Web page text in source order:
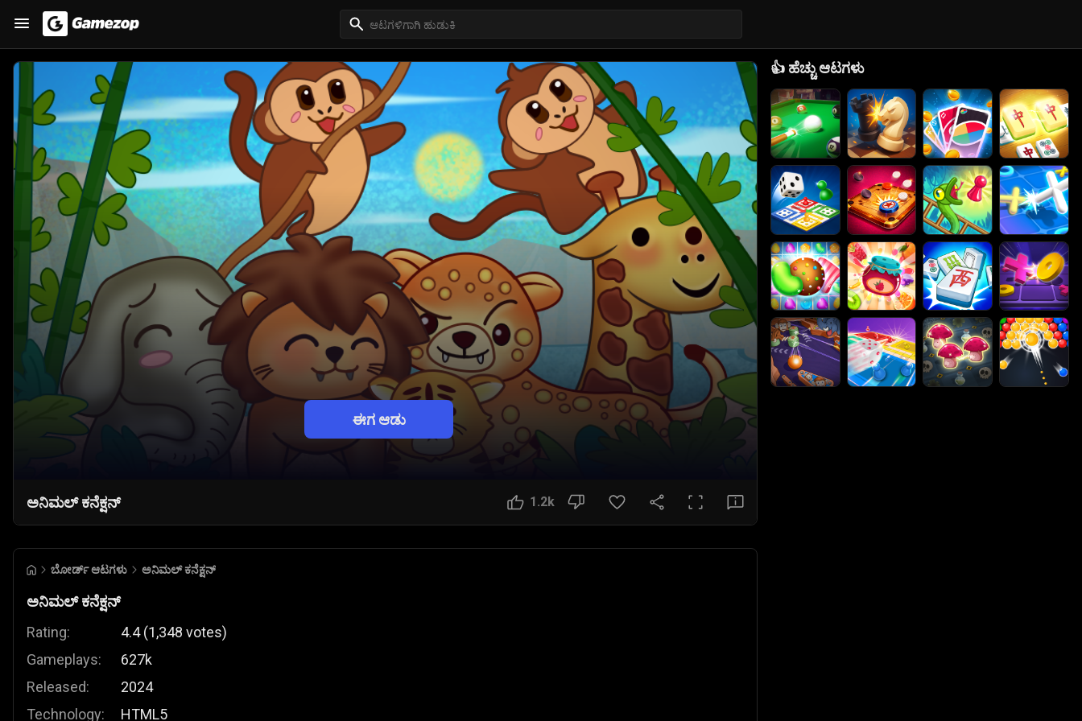
ಈಗ ಆಡು
ಅನಿಮಲ್ ಕನೆಕ್ಷನ್ 1.2k
ಬೋರ್ಡ್ ಆಟಗಳು ಅನಿಮಲ್ ಕನೆಕ್ಷನ್
ಅನಿಮಲ್ ಕನೆಕ್ಷನ್
Rating:
Gameplays:
Released:
Technology:
4.4 (1,348 votes)
627k
2024
HTML5
👍 ಹೆಚ್ಚು ಆಟಗಳು